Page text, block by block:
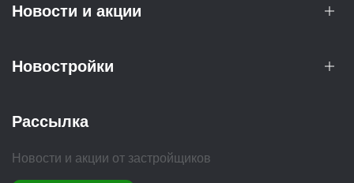
Новости и акции
Новостройки
Рассылка
Новости и акции от застройщиков